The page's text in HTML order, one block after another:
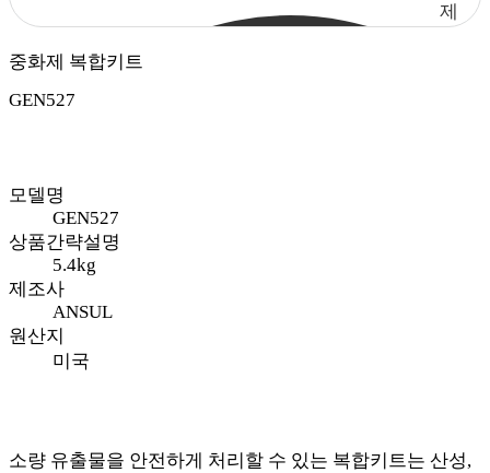
제
중화제 복합키트
GEN527
모델명
GEN527
상품간략설명
5.4kg
제조사
ANSUL
원산지
미국
소량 유출물을 안전하게 처리할 수 있는 복합키트는 산성,